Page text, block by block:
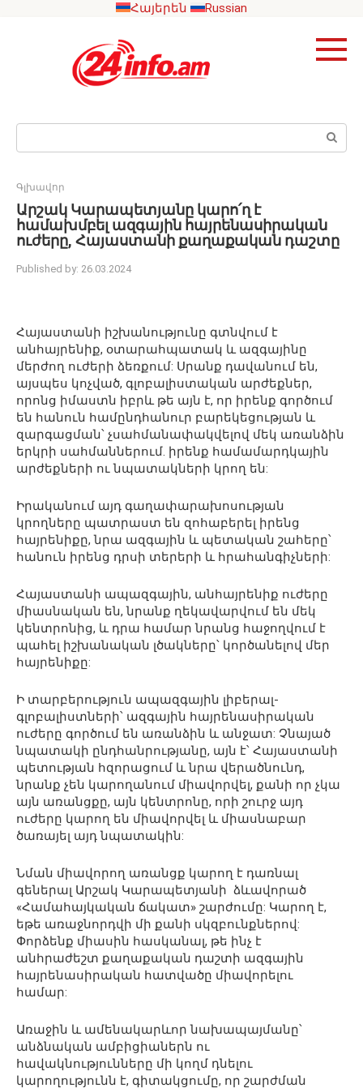
Հայերեն Russian
Search:
Գլխավոր
Արշակ Կարապետյանը կարո՛ղ է
համախմբել ազգային հայրենասիրական
ուժերը, Հայաստանի քաղաքական դաշտը
Published by: 26.03.2024
Հայաստանի իշխանությունը գտնվում է
անհայրենիք, օտարահպատակ և ազգայինը
մերժող ուժերի ձեռքում: Սրանք դավանում են,
այսպես կոչված, գլոբալիստական արժեքներ,
որոնց իմաստն իբրև թե այն է, որ իրենք գործում
են հանուն համընդհանուր բարեկեցության և
զարգացման՝ չսահմանափակվելով մեկ առանձին
երկրի սահմաններում. իրենք համամարդկային
արժեքների ու նպատակների կրող են:
Իրականում այդ գաղափարախոսության
կրողները պատրաստ են զոհաբերել իրենց
հայրենիքը, նրա ազգային և պետական շահերը՝
հանուն իրենց դրսի տերերի և հրահանգիչների:
Հայաստանի ապազգային, անհայրենիք ուժերը
միասնական են, նրանք ղեկավարվում են մեկ
կենտրոնից, և դրա համար նրանց հաջողվում է
պահել իշխանական լծակները՝ կործանելով մեր
հայրենիքը:
Ի տարբերություն ապազգային լիբերալ-
գլոբալիստների՝ ազգային հայրենասիրական
ուժերը գործում են առանձին և անջատ: Չնայած
նպատակի ընդհանրությանը, այն է՝ Հայաստանի
պետության հզորացում և նրա վերածնունդ,
նրանք չեն կարողանում միավորվել, քանի որ չկա
այն առանցքը, այն կենտրոնը, որի շուրջ այդ
ուժերը կարող են միավորվել և միասնաբար
ծառայել այդ նպատակին:
Նման միավորող առանցք կարող է դառնալ
գեներալ Արշակ Կարապետյանի ձևավորած
«Համահայկական ճակատ» շարժումը: Կարող է,
եթե առաջնորդվի մի քանի սկզբունքներով:
Փորձենք միասին հասկանալ, թե ինչ է
անհրաժեշտ քաղաքական դաշտի ազգային
հայրենասիրական հատվածը միավորելու
համար:
Առաջին և ամենակարևոր նախապայմանը՝
անձնական ամբիցիաներն ու
հավակնությունները մի կողմ դնելու
կարողությունն է, գիտակցումը, որ շարժման